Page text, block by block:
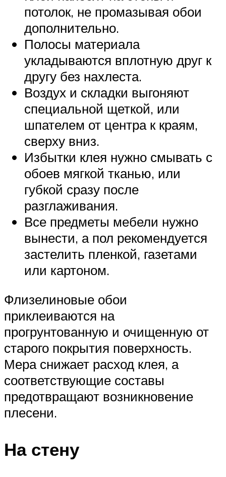
потолок, не промазывая обои
дополнительно.
Полосы материала
укладываются вплотную друг к
другу без нахлеста.
Воздух и складки выгоняют
специальной щеткой, или
шпателем от центра к краям,
сверху вниз.
Избытки клея нужно смывать с
обоев мягкой тканью, или
губкой сразу после
разглаживания.
Все предметы мебели нужно
вынести, а пол рекомендуется
застелить пленкой, газетами
или картоном.
Флизелиновые обои
приклеиваются на
прогрунтованную и очищенную от
старого покрытия поверхность.
Мера снижает расход клея, а
соответствующие составы
предотвращают возникновение
плесени.
На стену